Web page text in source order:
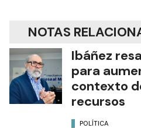
NOTAS
Ibáñez
para
contexto
recursos
POLÍTICA